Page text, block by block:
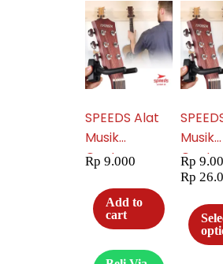
SPEEDS Alat
Musik
Gantungan
Hook, Bass,
Elektrik, Klasik
Tempel
Rp 9.000
Add to
cart
Musik
Gitar
Praktis
Rp
Rp